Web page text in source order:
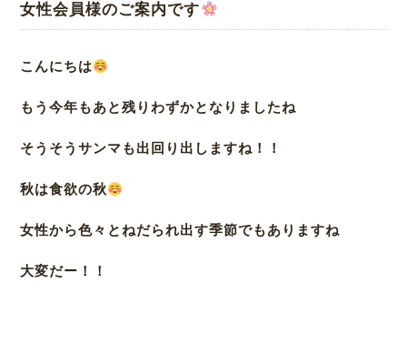
女性会員様のご案内です
こんにちは
もう今年もあと残りわずかとなりましたね
そうそうサンマも出回り出しますね！！
秋は食欲の秋
女性から色々とねだられ出す季節でもありますね
大変だー！！